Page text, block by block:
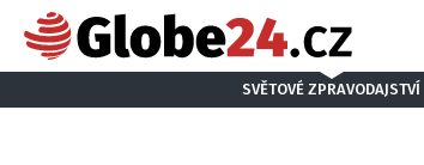
SVĚTOVÉ ZPRAVODAJSTVÍ